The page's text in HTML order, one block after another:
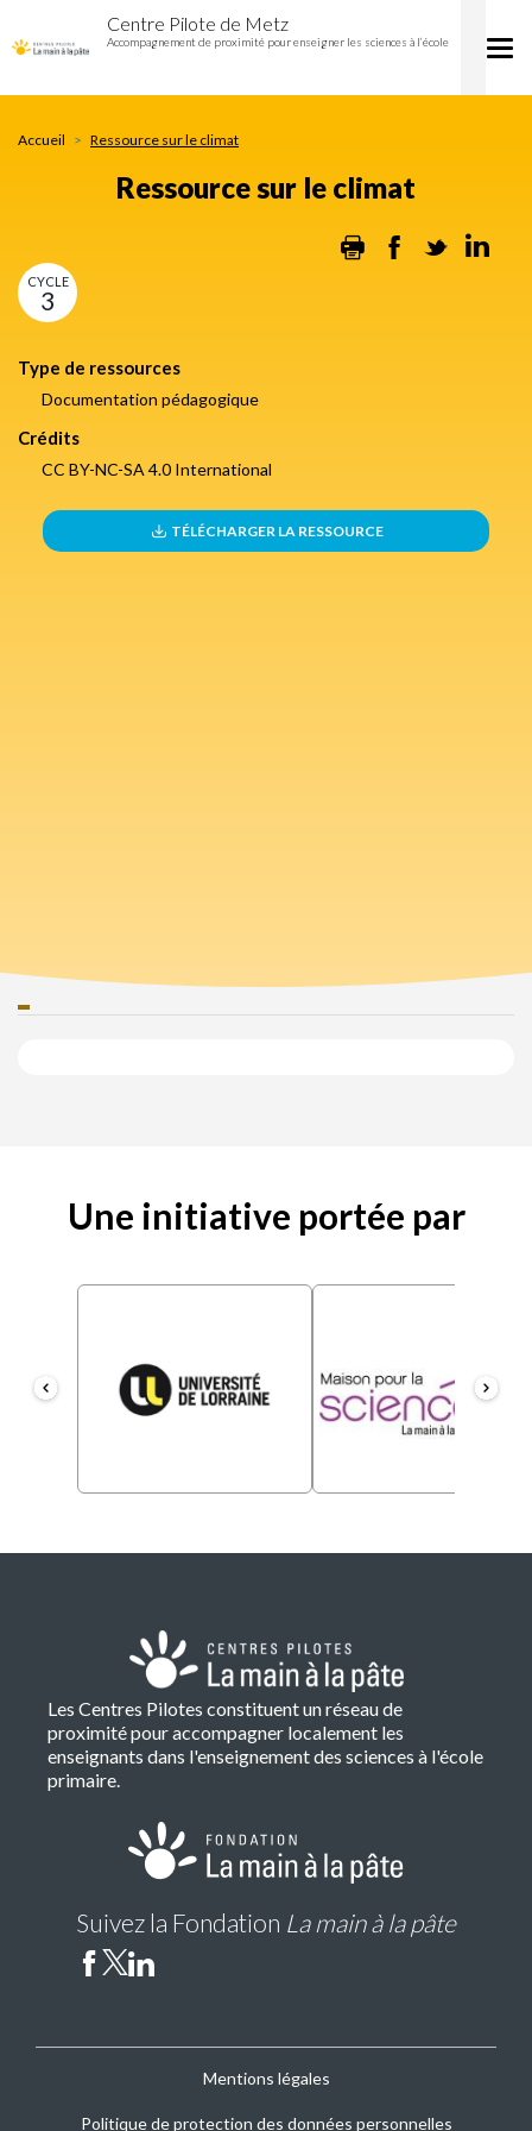
sur
au
contenu
Centre Pilote de Metz
Accompagnement de proximité pour enseigner les sciences à l’école
Accueil Ressource sur le climat
Ressource sur le climat
Print Facebook
Twitter
CYCLE
3
Type de ressources
Documentation pédagogique
Crédits
CC BY-NC-SA 4.0 International
TÉLÉCHARGER LA RESSOURCE
Une initiative portée par
Les Centres Pilotes constituent un réseau de
proximité pour accompagner localement les
enseignants dans l'enseignement des sciences à l'école
primaire.
Suivez la Fondation La main à la pâte
Mentions légales
Politique de protection des données personnelles